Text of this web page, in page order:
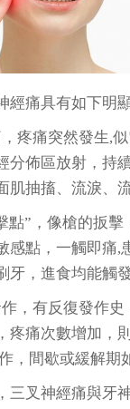
經痛具有如下明
疼痛突然發生,
分佈區放射，持
肌抽搐、流淚、
點”，像槍的扳擊
感點，一觸即痛,
牙，進食均能觸發
，有反復發作史
疼痛次數增加，
，間歇或緩解期
三叉神經痛與牙